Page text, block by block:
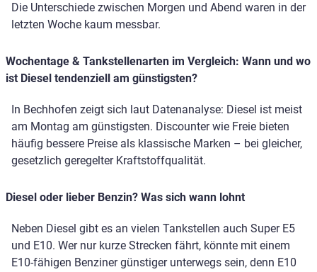
Die Unterschiede zwischen Morgen und Abend waren in der
letzten Woche kaum messbar.
Wochentage & Tankstellenarten im Vergleich: Wann und wo
ist Diesel tendenziell am günstigsten?
In Bechhofen zeigt sich laut Datenanalyse: Diesel ist meist
am Montag am günstigsten. Discounter wie Freie bieten
häufig bessere Preise als klassische Marken – bei gleicher,
gesetzlich geregelter Kraftstoffqualität.
Diesel oder lieber Benzin? Was sich wann lohnt
Neben Diesel gibt es an vielen Tankstellen auch Super E5
und E10. Wer nur kurze Strecken fährt, könnte mit einem
E10-fähigen Benziner günstiger unterwegs sein, denn E10